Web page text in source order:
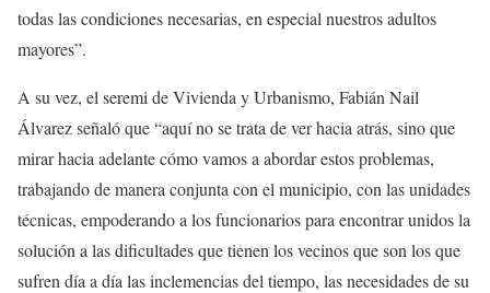
todas las condiciones necesarias, en especial nuestros adultos
mayores”.
A su vez, el seremi de Vivienda y Urbanismo, Fabián Nail
Álvarez señaló que “aquí no se trata de ver hacia atrás, sino que
mirar hacia adelante cómo vamos a abordar estos problemas,
trabajando de manera conjunta con el municipio, con las unidades
técnicas, empoderando a los funcionarios para encontrar unidos la
solución a las dificultades que tienen los vecinos que son los que
sufren día a día las inclemencias del tiempo, las necesidades de su